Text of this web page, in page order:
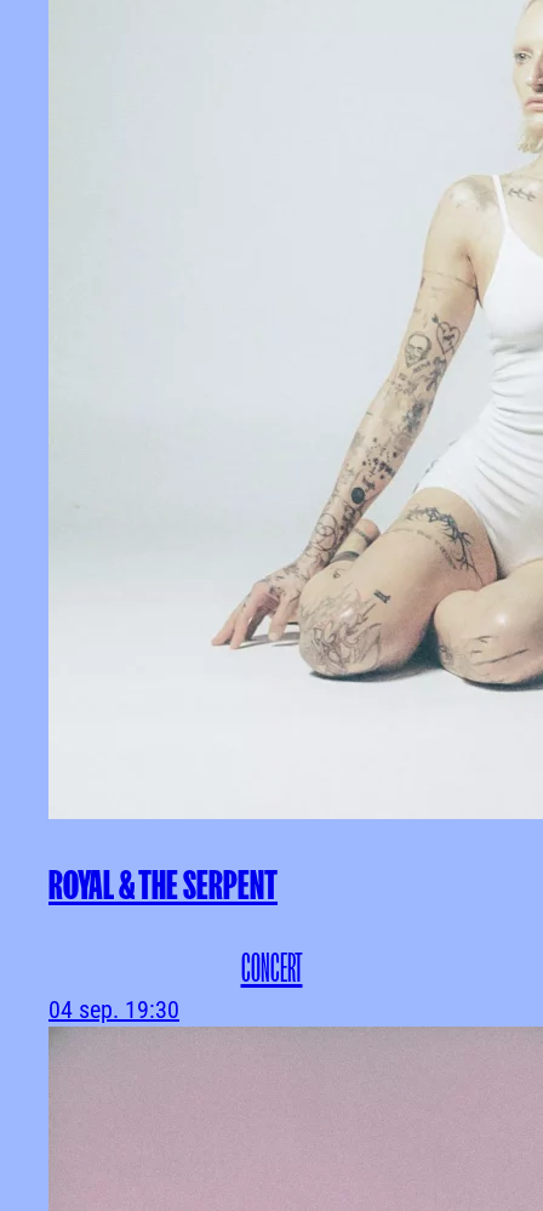
ROYAL & THE SERPENT
CONCERT
04 sep. 19:30